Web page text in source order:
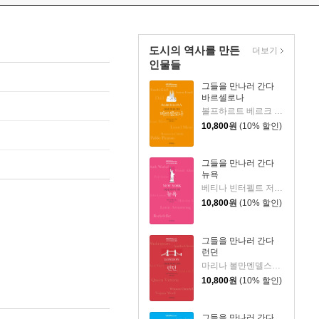
도시의 역사를 만든
인물들
그들을 만나러 간다
바르셀로나
볼프하르트 베르크 저/장혜경 역
10,800원 (10% 할인)
그들을 만나러 간다
뉴욕
베티나 빈터펠트 저/장혜경 역
10,800원 (10% 할인)
그들을 만나러 간다
런던
10,800원 (10% 할인)
더보기